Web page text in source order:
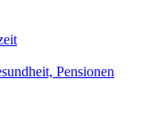
Pensionen